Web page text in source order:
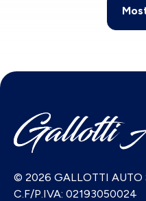
© 2026 GALLOTTI AUTO
C.F/P.IVA: 02193050024